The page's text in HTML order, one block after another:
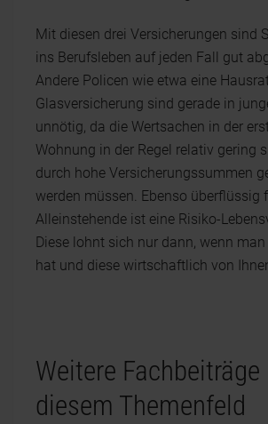
Mit diesen drei Versicherungen sind
ins Berufsleben auf jeden Fall gut
Andere Policen wie etwa eine
Glasversicherung sind gerade in
unnötig, da die Wertsachen in der
Wohnung in der Regel relativ gering
durch hohe Versicherungssummen
werden müssen. Ebenso überflüssig
Alleinstehende ist eine Risiko-
Diese lohnt sich nur dann, wenn
hat und diese wirtschaftlich von
Weitere Fachbeiträge
diesem Themenfeld